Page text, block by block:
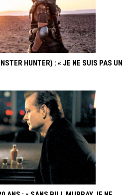
HUNTER) : « JE NE SUIS PAS UN